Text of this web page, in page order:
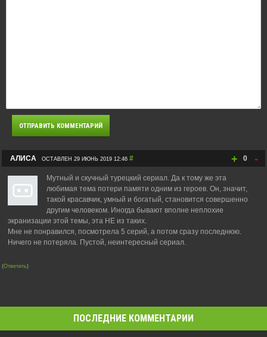
+ 0 -
АЛИСА ОСТАВЛЕН 29 ИЮНЬ 2019 12:46 #
Мутный и скучный турецкий сериал. Да к тому же эта
любимая тема потери памяти одним из героев. Он, значит,
такой красавчик, умный и богатый, становится совершенно
другим человеком. Иногда бывают вполне неплохие
экранизации этой темы, эта НЕ из таких.
Мне не понравился, посмотрела 5 серий, а потом сразу последнюю.
Ничего не потеряла. Пустой, неинтересный сериал.
(Ответить)
ПОСЛЕДНИЕ КОММЕНТАРИИ